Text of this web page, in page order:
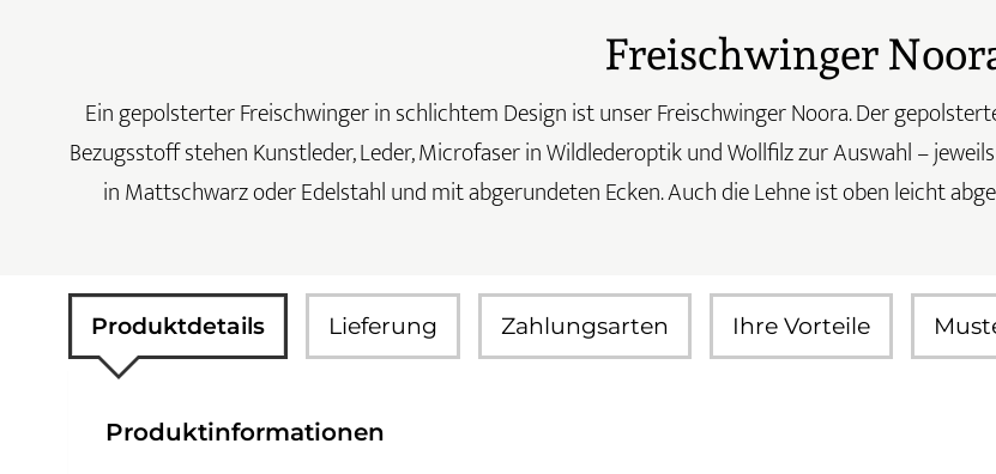
Freischwinger
Ein gepolsterter Freischwinger in schlichtem Design ist unser Freischwinger Noora. Der
Bezugsstoff stehen Kunstleder, Leder, Microfaser in Wildlederoptik und Wollfilz zur Auswahl –
in Mattschwarz oder Edelstahl und mit abgerundeten Ecken. Auch die Lehne ist oben leicht
Produktdetails Lieferung Zahlungsarten Ihre Vorteile
Produktinformationen